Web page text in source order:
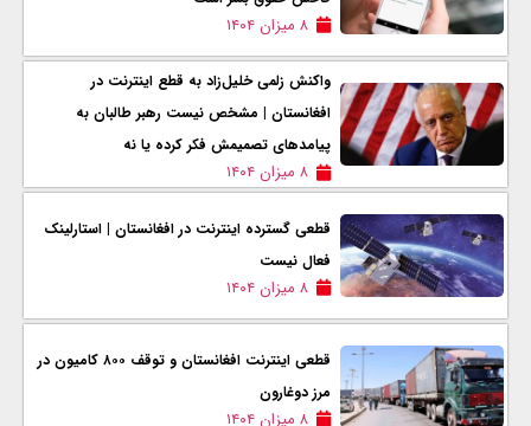
۸ میزان ۱۴۰۴
واکنش زلمی خلیل‌زاد به قطع اینترنت در
افغانستان | مشخص نیست رهبر طالبان به
پیامدهای تصمیمش فکر کرده یا نه
۸ میزان ۱۴۰۴
قطعی گسترده اینترنت در افغانستان | استارلینک
فعال نیست
۸ میزان ۱۴۰۴
قطعی اینترنت افغانستان و توقف ۸۰۰ کامیون در
مرز دوغارون
۸ میزان ۱۴۰۴